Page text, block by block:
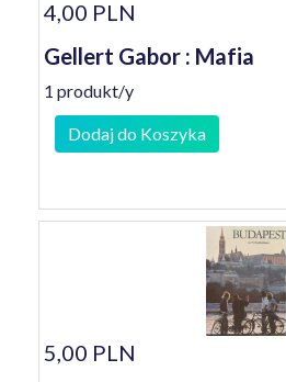
4,00 PLN
Gellert Gabor : Mafia
1 produkt/y
Dodaj do Koszyka
5,00 PLN